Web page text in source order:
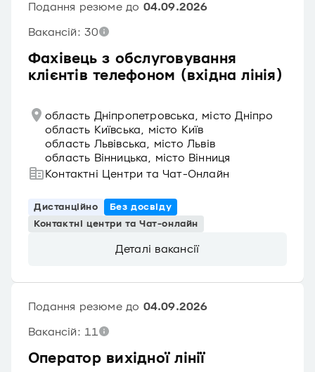
Фахівець з обслуговування
клієнтів телефоном (вхідна лінія)
Подання резюме до 04.09.2026
Вакансій: 30
область Дніпропетровська, місто Дніпро
область Київська, місто Київ
область Львівська, місто Львів
область Вінницька, місто Вінниця
Контактні Центри та Чат-Онлайн
Дистанційно
Без досвіду
Контактні центри та Чат-онлайн
Деталі вакансії
Оператор вихідної лінії
Подання резюме до 04.09.2026
Вакансій: 11